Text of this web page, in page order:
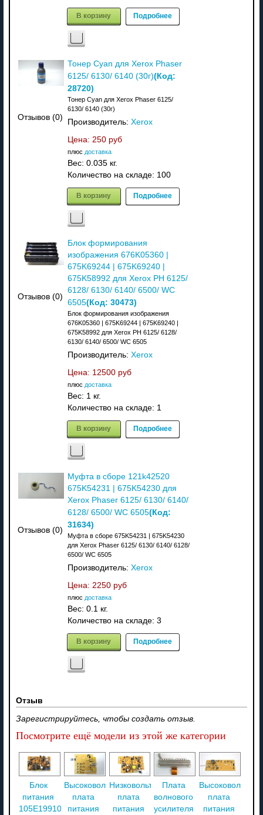
В корзину Подробнее
Отзывов (0)
Тонер Cyan для Xerox Phaser
6125/ 6130/ 6140 (30г)(Код:
28720)
Тонер Cyan для Xerox Phaser 6125/
6130/ 6140 (30г)
Производитель: Xerox
Цена: 250 руб
плюс доставка
Вес: 0.035 кг.
Количество на складе: 100
В корзину Подробнее
Отзывов (0)
Блок формирования
изображения 676K05360 |
675K69244 | 675K69240 |
675K58992 для Xerox PH 6125/
6128/ 6130/ 6140/ 6500/ WC
6505(Код: 30473)
Блок формирования изображения
676K05360 | 675K69244 | 675K69240 |
675K58992 для Xerox PH 6125/ 6128/
6130/ 6140/ 6500/ WC 6505
Производитель: Xerox
Цена: 12500 руб
плюс доставка
Вес: 1 кг.
Количество на складе: 1
В корзину Подробнее
Отзывов (0)
Муфта в сборе 121k42520
675K54231 | 675K54230 для
Xerox Phaser 6125/ 6130/ 6140/
6128/ 6500/ WC 6505(Код:
31634)
Муфта в сборе 675K54231 | 675K54230
для Xerox Phaser 6125/ 6130/ 6140/ 6128/
6500/ WC 6505
Производитель: Xerox
Цена: 2250 руб
плюс доставка
Вес: 0.1 кг.
Количество на складе: 3
В корзину Подробнее
Отзыв
Зарегистрируйтесь, чтобы создать отзыв.
Посмотрите ещё модели из этой же категории
Блок
питания
105E19910
Высоковольтная
плата
питания
Низковольтная
плата
питания
Плата
волнового
усилителя
Высоковольтная
плата
питания